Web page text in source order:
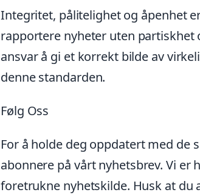
Integritet, pålitelighet og åpenhet
rapportere nyheter uten partiskhet
ansvar å gi et korrekt bilde av
denne standarden.
Følg Oss
For å holde deg oppdatert med de
abonnere på vårt nyhetsbrev. Vi
foretrukne nyhetskilde. Husk at du